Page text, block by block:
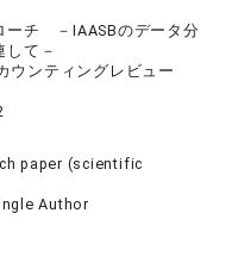
ーチ －IAASBのデータ分
して－
ウンティングレビュー
paper (scientific
Author